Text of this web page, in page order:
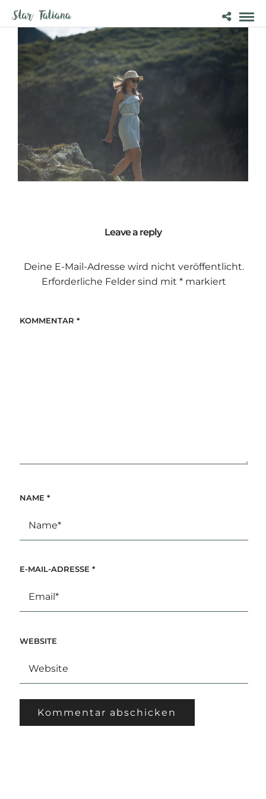
Leave a reply
Deine E-Mail-Adresse wird nicht veröffentlicht.
Erforderliche Felder sind mit *markiert
KOMMENTAR *
NAME *
E-MAIL-ADRESSE *
WEBSITE